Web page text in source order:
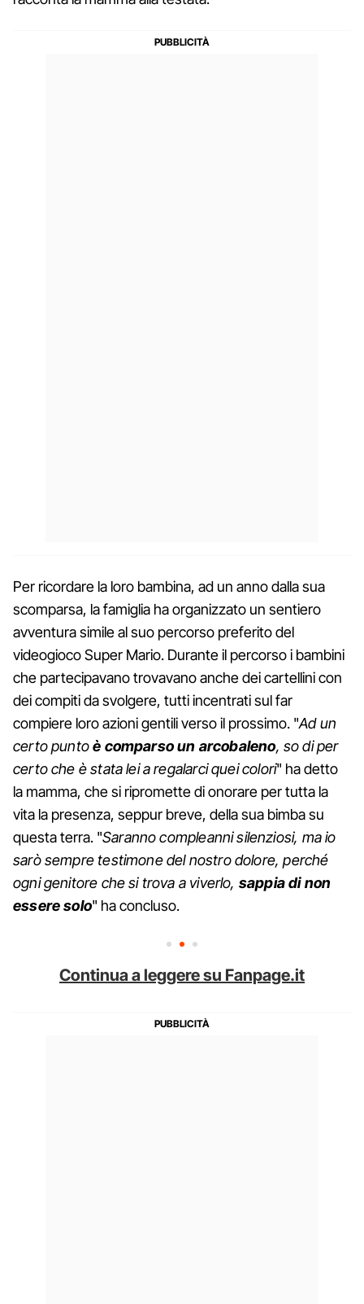
Per ricordare la loro bambina, ad un anno dalla sua
scomparsa, la famiglia ha organizzato un sentiero
avventura simile al suo percorso preferito del
videogioco Super Mario. Durante il percorso i bambini
che partecipavano trovavano anche dei cartellini con
dei compiti da svolgere, tutti incentrati sul far
compiere loro azioni gentili verso il prossimo. "Ad un
certo puntoè comparso un arcobaleno, so di per
certo che è stata lei a regalarci quei colori" ha detto
la mamma, che si ripromette di onorare per tutta la
vita la presenza, seppur breve, della sua bimba su
questa terra. "Saranno compleanni silenziosi, ma io
sarò sempre testimone del nostro dolore, perché
ogni genitore che si trova a viverlo, sappia di non
essere solo" ha concluso.
Continua a leggere su Fanpage.it